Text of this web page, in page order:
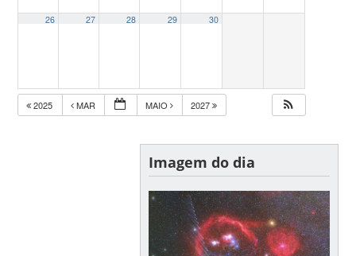
26 27 28 29 30
2025 MAR MAIO 2027
Imagem do dia